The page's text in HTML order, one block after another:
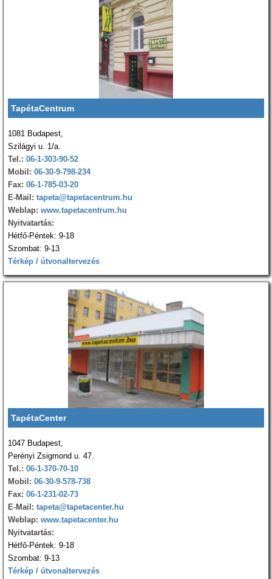
TapétaCentrum
1081 Budapest,
Szilágyi u. 1/a.
Tel.: 06-1-303-90-52
Mobil: 06-30-9-798-234
Fax: 06-1-785-03-20
E-Mail: tapeta@tapetacentrum.hu
Weblap: www.tapetacentrum.hu
Nyitvatartás:
Hétfő-Péntek: 9-18
Szombat: 9-13
Térkép / útvonaltervezés
TapétaCenter
1047 Budapest,
Perényi Zsigmond u. 47.
Tel.: 06-1-370-70-10
Mobil: 06-30-9-578-738
Fax: 06-1-231-02-73
E-Mail: tapeta@tapetacenter.hu
Weblap: www.tapetacenter.hu
Nyitvatartás:
Hétfő-Péntek: 9-18
Szombat: 9-13
Térkép / útvonaltervezés